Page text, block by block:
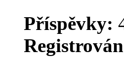
Příspěvky: